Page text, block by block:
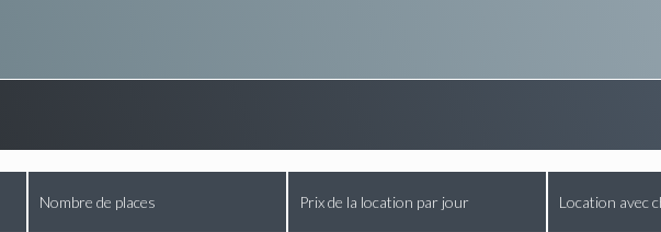
Nombre de places Prix de la location par jour Location avec